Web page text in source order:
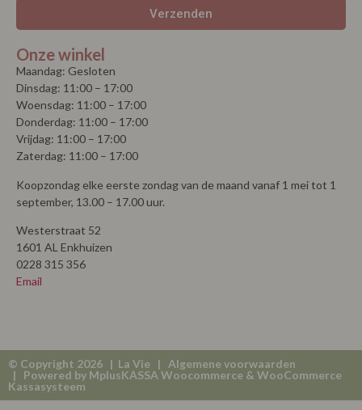
Verzenden
Onze winkel
Maandag: Gesloten
Dinsdag: 11:00 – 17:00
Woensdag: 11:00 – 17:00
Donderdag: 11:00 – 17:00
Vrijdag: 11:00 – 17:00
Zaterdag: 11:00 – 17:00
Koopzondag elke eerste zondag van de maand vanaf 1 mei tot 1
september, 13.00 – 17.00 uur.
Westerstraat 52
1601 AL Enkhuizen
0228 315 356
Email
© Copyright 2026 | La Vie | Algemene voorwaarden
| Powered by MplusKASSA Woocommerce & WooCommerce
Kassasysteem